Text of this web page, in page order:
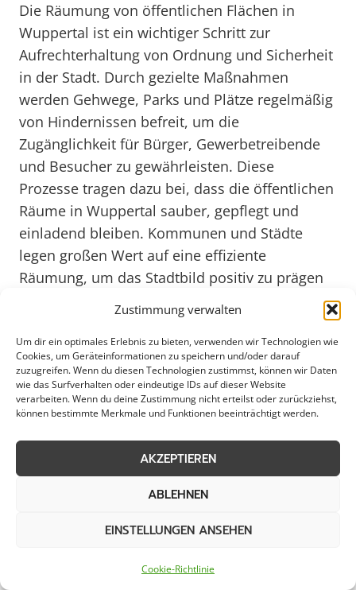
Zustimmung verwalten
Um dir ein optimales Erlebnis zu bieten, verwenden wir Technologien wie
Cookies, um Geräteinformationen zu speichern und/oder darauf
zuzugreifen. Wenn du diesen Technologien zustimmst, können wir Daten
wie das Surfverhalten oder eindeutige IDs auf dieser Website
verarbeiten. Wenn du deine Zustimmung nicht erteilst oder zurückziehst,
können bestimmte Merkmale und Funktionen beeinträchtigt werden.
AKZEPTIEREN
ABLEHNEN
EINSTELLUNGEN ANSEHEN
Cookie-Richtlinie
Die Räumung von öffentlichen Flächen in
Wuppertal ist ein wichtiger Schritt zur
Aufrechterhaltung von Ordnung und Sicherheit
in der Stadt. Durch gezielte Maßnahmen
werden Gehwege, Parks und Plätze regelmäßig
von Hindernissen befreit, um die
Zugänglichkeit für Bürger, Gewerbetreibende
und Besucher zu gewährleisten. Diese
Prozesse tragen dazu bei, dass die öffentlichen
Räume in Wuppertal sauber, gepflegt und
einladend bleiben. Kommunen und Städte
legen großen Wert auf eine effiziente
Räumung, um das Stadtbild positiv zu prägen
und ein angenehmes Umfeld für alle zu
Mit Blick auf das Jahr 2025 stehen die
Verantwortlichen vor der Herausforderung, die
Räumung von öffentlichen Flächen in
Wuppertal noch nachhaltiger und
zukunftsorientierter zu gestalten. Innovative
Konzepte und Technologien könnten dabei
helfen, den Prozess effektiver zu gestalten und
Ressourcen effizienter einzusetzen. Durch eine
kommunalen Behörden, privaten